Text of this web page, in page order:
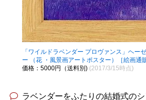
「ワイルドラベンダー プロヴァンス」ヘー
ー （花 ・風景画アートポスター）［絵画通販
価格：5000円（送料別) (2017/3/15時点)
ラベンダーをふたりの結婚式の